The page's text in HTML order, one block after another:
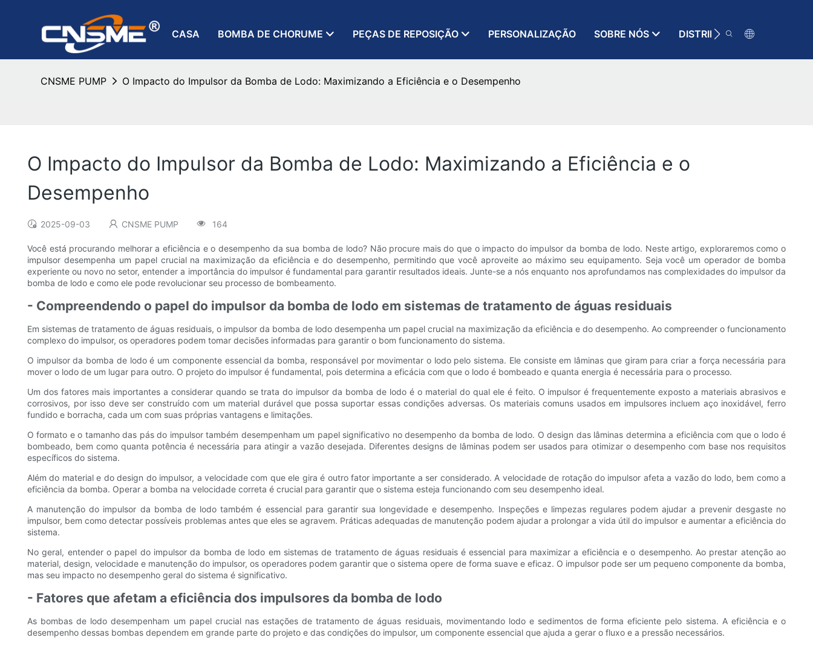
CASA BOMBA DE CHORUME PEÇAS DE REPOSIÇÃO PERSONALIZAÇÃO SOBRE NÓS DISTRIBUIDOR
CNSME PUMP O Impacto do Impulsor da Bomba de Lodo: Maximizando a Eficiência e o Desempenho
O Impacto do Impulsor da Bomba de Lodo: Maximizando a Eficiência e o
Desempenho
2025-09-03 CNSME PUMP 164
Você está procurando melhorar a eficiência e o desempenho da sua bomba de lodo? Não procure mais do que o impacto do impulsor da bomba de lodo. Neste artigo, exploraremos como o
impulsor desempenha um papel crucial na maximização da eficiência e do desempenho, permitindo que você aproveite ao máximo seu equipamento. Seja você um operador de bomba
experiente ou novo no setor, entender a importância do impulsor é fundamental para garantir resultados ideais. Junte-se a nós enquanto nos aprofundamos nas complexidades do impulsor da
bomba de lodo e como ele pode revolucionar seu processo de bombeamento.
- Compreendendo o papel do impulsor da bomba de lodo em sistemas de tratamento de águas residuais
Em sistemas de tratamento de águas residuais, o impulsor da bomba de lodo desempenha um papel crucial na maximização da eficiência e do desempenho. Ao compreender o funcionamento
complexo do impulsor, os operadores podem tomar decisões informadas para garantir o bom funcionamento do sistema.
O impulsor da bomba de lodo é um componente essencial da bomba, responsável por movimentar o lodo pelo sistema. Ele consiste em lâminas que giram para criar a força necessária para
mover o lodo de um lugar para outro. O projeto do impulsor é fundamental, pois determina a eficácia com que o lodo é bombeado e quanta energia é necessária para o processo.
Um dos fatores mais importantes a considerar quando se trata do impulsor da bomba de lodo é o material do qual ele é feito. O impulsor é frequentemente exposto a materiais abrasivos e
corrosivos, por isso deve ser construído com um material durável que possa suportar essas condições adversas. Os materiais comuns usados em impulsores incluem aço inoxidável, ferro
fundido e borracha, cada um com suas próprias vantagens e limitações.
O formato e o tamanho das pás do impulsor também desempenham um papel significativo no desempenho da bomba de lodo. O design das lâminas determina a eficiência com que o lodo é
bombeado, bem como quanta potência é necessária para atingir a vazão desejada. Diferentes designs de lâminas podem ser usados para otimizar o desempenho com base nos requisitos
específicos do sistema.
Além do material e do design do impulsor, a velocidade com que ele gira é outro fator importante a ser considerado. A velocidade de rotação do impulsor afeta a vazão do lodo, bem como a
eficiência da bomba. Operar a bomba na velocidade correta é crucial para garantir que o sistema esteja funcionando com seu desempenho ideal.
A manutenção do impulsor da bomba de lodo também é essencial para garantir sua longevidade e desempenho. Inspeções e limpezas regulares podem ajudar a prevenir desgaste no
impulsor, bem como detectar possíveis problemas antes que eles se agravem. Práticas adequadas de manutenção podem ajudar a prolongar a vida útil do impulsor e aumentar a eficiência do
sistema.
No geral, entender o papel do impulsor da bomba de lodo em sistemas de tratamento de águas residuais é essencial para maximizar a eficiência e o desempenho. Ao prestar atenção ao
material, design, velocidade e manutenção do impulsor, os operadores podem garantir que o sistema opere de forma suave e eficaz. O impulsor pode ser um pequeno componente da bomba,
mas seu impacto no desempenho geral do sistema é significativo.
- Fatores que afetam a eficiência dos impulsores da bomba de lodo
As bombas de lodo desempenham um papel crucial nas estações de tratamento de águas residuais, movimentando lodo e sedimentos de forma eficiente pelo sistema. A eficiência e o
desempenho dessas bombas dependem em grande parte do projeto e das condições do impulsor, um componente essencial que ajuda a gerar o fluxo e a pressão necessários.